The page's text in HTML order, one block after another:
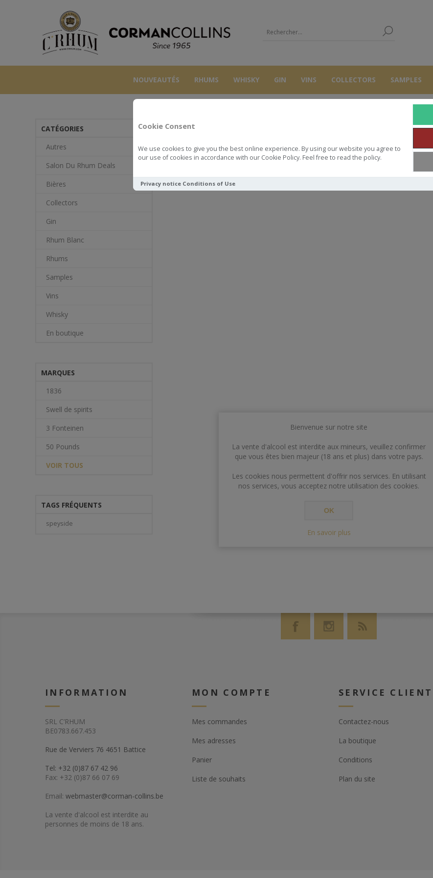
Cookie Consent
We use cookies to give you the best online experience. By using our website you agree to
our use of cookies in accordance with our Cookie Policy. Feel free to read the policy.
Privacy notice Conditions of Use
NOUVEAUTÉS RHUMS WHISKY GIN VINS COLLECTORS SAMPLES
LA BEGUDE
CATÉGORIES
Autres
Salon Du Rhum Deals
Bières
Collectors
Gin
Rhum Blanc
Rhums
Samples
Vins
Whisky
En boutique
MARQUES
1836
Swell de spirits
3 Fonteinen
50 Pounds
VOIR TOUS
TAGS FRÉQUENTS
speyside
INFORMATION
SRL C’RHUM
BE0783.667.453
Rue de Verviers 76 4651 Battice
Tel: +32 (0)87 67 42 96
Fax: +32 (0)87 66 07 69
Email: webmaster@corman-collins.be
La vente d'alcool est interdite au
personnes de moins de 18 ans.
MON COMPTE
Mes commandes
Mes adresses
Panier
Liste de souhaits
SERVICE CLIENT
Contactez-nous
La boutique
Conditions
Plan du site
Bienvenue sur notre site
La vente d'alcool est interdite aux mineurs, veuillez confirmer
que vous êtes bien majeur (18 ans et plus) dans votre pays.
Les cookies nous permettent d'offrir nos services. En utilisant
nos services, vous acceptez notre utilisation des cookies.
OK
En savoir plus